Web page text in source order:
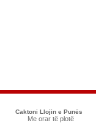
Caktoni Llojin e Punës
Me orar të plotë